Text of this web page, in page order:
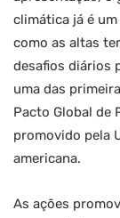
climática já é
como as altas
desafios diários
uma das
Pacto Global de
promovido pela
americana.
As ações